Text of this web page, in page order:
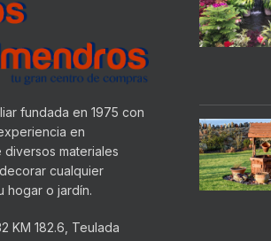
fundada en 1975 con
en
materiales
cualquier
hogar o jardín.
KM 182.6, Teulada